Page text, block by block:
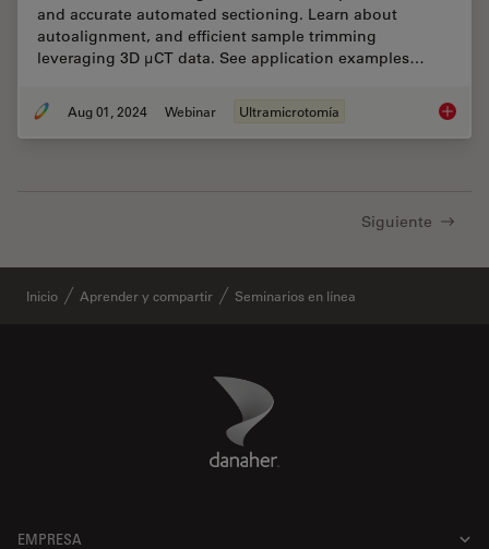
and accurate automated sectioning. Learn about
autoalignment, and efficient sample trimming
leveraging 3D µCT data. See application examples…
Aug 01, 2024 Webinar Ultramicrotomía
Siguiente
Inicio Aprender y compartir Seminarios en línea
Danaher Logo
EMPRESA